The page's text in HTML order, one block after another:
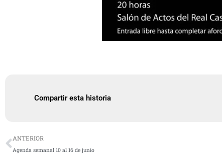
Compartir esta historia
Ant
ANTERIOR
Agenda semanal 10 al 16 de junio